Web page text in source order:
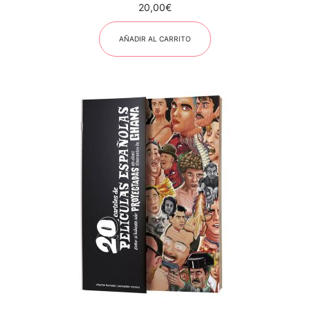
20,00€
AÑADIR AL CARRITO